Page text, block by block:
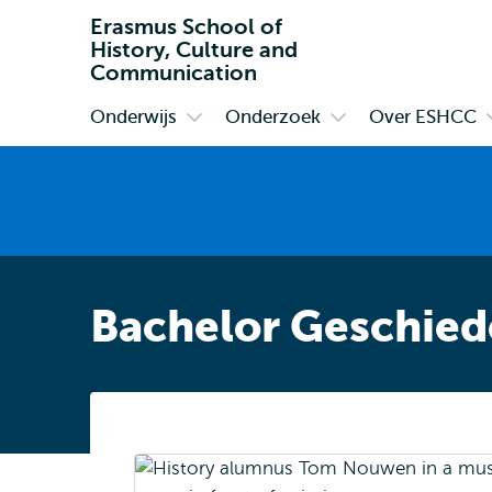
Erasmus School of
History, Culture and
Communication
Primair
Onderwijs Onderzoek Over ESHCC
Bachelor